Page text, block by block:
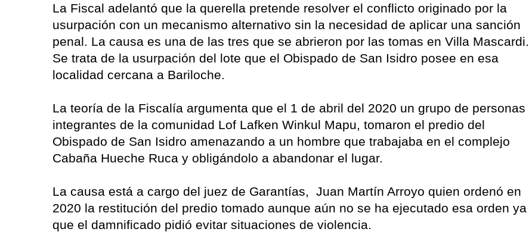
La Fiscal adelantó que la querella pretende resolver el conflicto originado por la
usurpación con un mecanismo alternativo sin la necesidad de aplicar una sanción
penal. La causa es una de las tres que se abrieron por las tomas en Villa Mascardi.
Se trata de la usurpación del lote que el Obispado de San Isidro posee en esa
localidad cercana a Bariloche.
La teoría de la Fiscalía argumenta que el 1 de abril del 2020 un grupo de personas
integrantes de la comunidad Lof Lafken Winkul Mapu, tomaron el predio del
Obispado de San Isidro amenazando a un hombre que trabajaba en el complejo
Cabaña Hueche Ruca y obligándolo a abandonar el lugar.
La causa está a cargo del juez de Garantías, Juan Martín Arroyo quien ordenó en
2020 la restitución del predio tomado aunque aún no se ha ejecutado esa orden ya
que el damnificado pidió evitar situaciones de violencia.